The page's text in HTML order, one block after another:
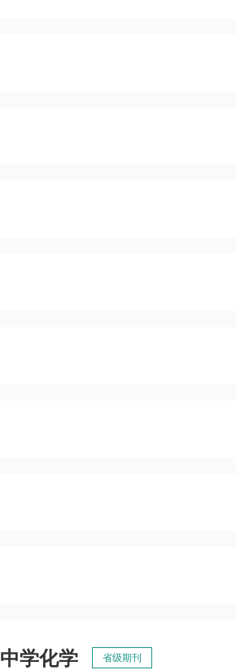
中学化学 省级期刊